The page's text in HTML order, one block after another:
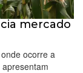
mercado
ocorre a